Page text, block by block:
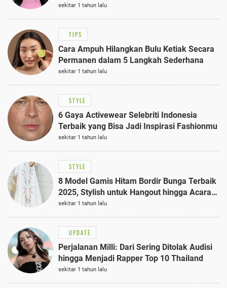
Anggun dengan Kaftan Cokelat
sekitar 1 tahun lalu
TIPS
Cara Ampuh Hilangkan Bulu Ketiak Secara
Permanen dalam 5 Langkah Sederhana
sekitar 1 tahun lalu
STYLE
6 Gaya Activewear Selebriti Indonesia
Terbaik yang Bisa Jadi Inspirasi Fashionmu
sekitar 1 tahun lalu
STYLE
8 Model Gamis Hitam Bordir Bunga Terbaik
2025, Stylish untuk Hangout hingga Acara
Semi-Formal
sekitar 1 tahun lalu
UPDATE
Perjalanan Milli: Dari Sering Ditolak Audisi
hingga Menjadi Rapper Top 10 Thailand
sekitar 1 tahun lalu